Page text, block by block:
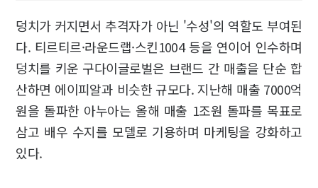
덩치가 커지면서 추격자가 아닌 '수성'의 역할도 부여된
다. 티르티르·라운드랩·스킨1004 등을 연이어 인수하며
덩치를 키운 구다이글로벌은 브랜드 간 매출을 단순 합
산하면 에이피알과 비슷한 규모다. 지난해 매출 7000억
원을 돌파한 아누아는 올해 매출 1조원 돌파를 목표로
삼고 배우 수지를 모델로 기용하며 마케팅을 강화하고
있다.